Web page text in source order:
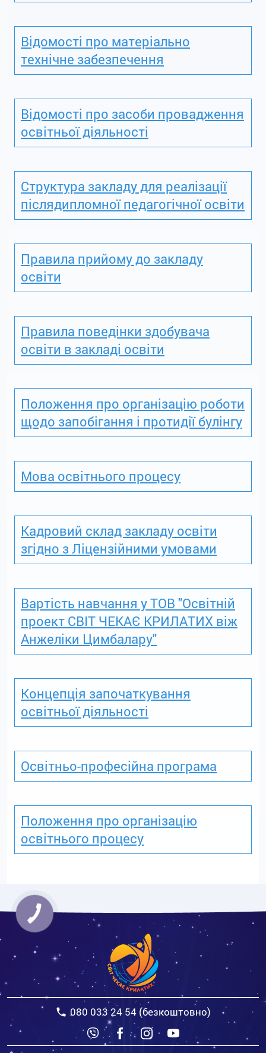
Відомості про матеріально
технічне забезпечення
Відомості про засоби провадження
освітньої діяльності
Структура закладу для реалізації
післядипломної педагогічної освіти
Правила прийому до закладу
освіти
Правила поведінки здобувача
освіти в закладі освіти
Положення про організацію роботи
щодо запобігання і протидії булінгу
Мова освітнього процесу
Кадровий склад закладу освіти
згідно з Ліцензійними умовами
Вартість навчання у ТОВ "Освітній
проект СВІТ ЧЕКАЄ КРИЛАТИХ віж
Анжеліки Цимбалару"
Концепція започаткування
освітньої діяльності
Освітньо-професійна програма
Положення про організацію
освітнього процесу
080 033 24 54 (безкоштовно)